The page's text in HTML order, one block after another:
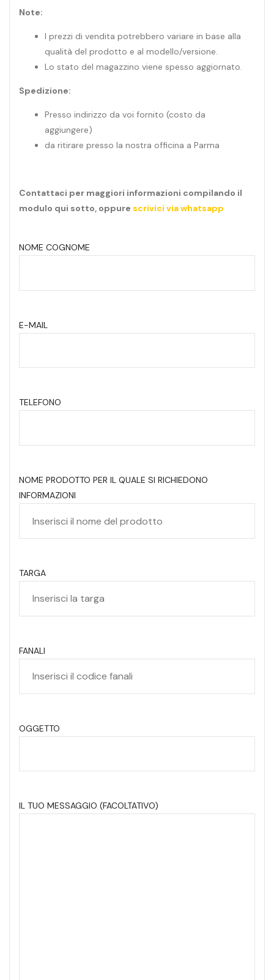
Note:
I prezzi di vendita potrebbero variare in base alla
qualità del prodotto e al modello/versione.
Lo stato del magazzino viene spesso aggiornato.
Spedizione:
Presso indirizzo da voi fornito (costo da
aggiungere)
da ritirare presso la nostra officina a Parma
Contattaci per maggiori informazioni compilando il
modulo qui sotto, oppure scrivici via whatsapp
NOME COGNOME
E-MAIL
TELEFONO
NOME PRODOTTO PER IL QUALE SI RICHIEDONO
INFORMAZIONI
TARGA
FANALI
OGGETTO
IL TUO MESSAGGIO (FACOLTATIVO)